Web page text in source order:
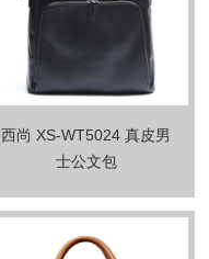
西尚 XS-WT5024 真皮男
士公文包